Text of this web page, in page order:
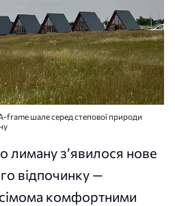
frame шале серед степової природи
лиману з’явилося нове
відпочинку —
сімома комфортними